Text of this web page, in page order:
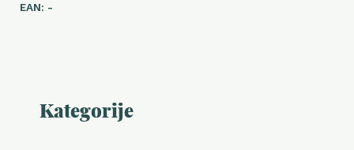
EAN: -
Kategorije